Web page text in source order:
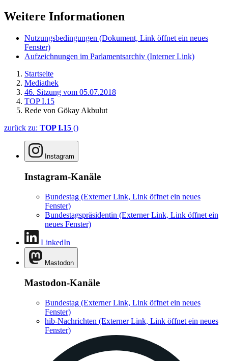
Weitere Informationen
Nutzungsbedingungen (Dokument, Link öffnet ein neues
Fenster)
Aufzeichnungen im Parlamentsarchiv (Interner Link)
Startseite
Mediathek
46. Sitzung vom 05.07.2018
TOP I.15
Rede von Gökay Akbulut
zurück zu: TOP I.15 ()
Instagram
Instagram-Kanäle
Bundestag (Externer Link, Link öffnet ein neues
Fenster)
Bundestagspräsidentin (Externer Link, Link öffnet ein
neues Fenster)
LinkedIn
Mastodon
Mastodon-Kanäle
Bundestag (Externer Link, Link öffnet ein neues
Fenster)
hib-Nachrichten (Externer Link, Link öffnet ein neues
Fenster)